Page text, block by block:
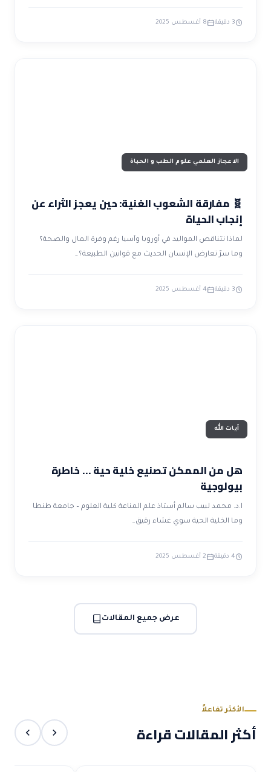
3 دقيقة 8 أغسطس 2025
الاعجاز العلمي علوم الطب و الحياة
🧬 مفارقة الشعوب الغنية: حين يعجز الثراء عن
إنجاب الحياة
لماذا تتناقص المواليد في أوروبا وآسيا رغم وفرة المال والصحة؟
وما سرّ تعارض الإنسان الحديث مع قوانين الطبيعة؟…
3 دقيقة 4 أغسطس 2025
آيات الله
هل من الممكن تصنيع خلية حية … خاطرة
بيولوجية
ا.د. محمد لبيب سالم أستاذ علم المناعة كلية العلوم – جامعة طنطا
وما الخلية الحية سوي غشاء رقيق…
4 دقيقة 2 أغسطس 2025
عرض جميع المقالات
الأكثر تفاعلاً
أكثر المقالات قراءة